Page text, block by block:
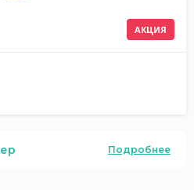
АКЦИЯ
Подробнее